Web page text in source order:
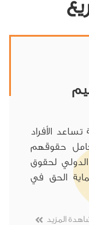
الأفراد
حقوقهم
لحقوق
الحق في
المزيد